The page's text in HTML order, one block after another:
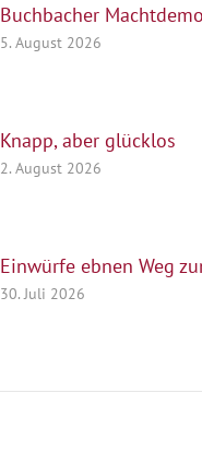
Buchbacher
5. August 2026
Knapp, aber glücklos
2. August 2026
Einwürfe ebnen Weg
30. Juli 2026